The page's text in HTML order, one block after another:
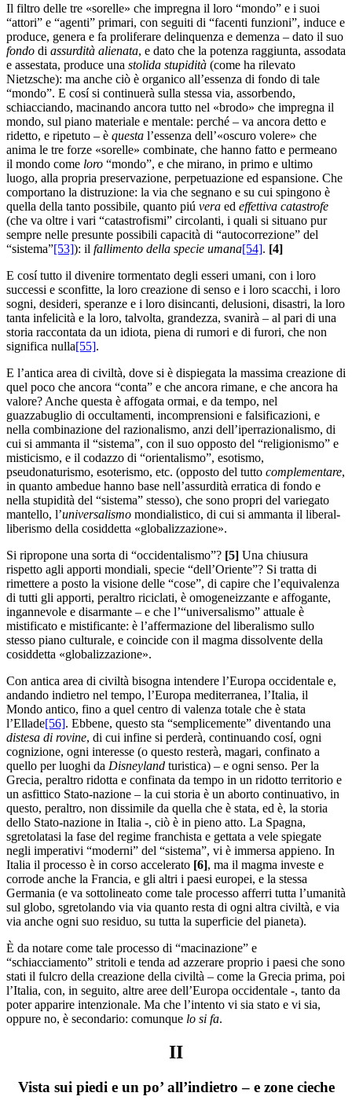
Il filtro delle tre «sorelle» che impregna il loro “mondo” e i suoi
“attori” e “agenti” primari, con seguiti di “facenti funzioni”, induce e
produce, genera e fa proliferare delinquenza e demenza – dato il suo
fondo di assurdità alienata, e dato che la potenza raggiunta, assodata
e assestata, produce una stolida stupidità (come ha rilevato
Nietzsche): ma anche ciò è organico all’essenza di fondo di tale
“mondo”. E cosí si continuerà sulla stessa via, assorbendo,
schiacciando, macinando ancora tutto nel «brodo» che impregna il
mondo, sul piano materiale e mentale: perché – va ancora detto e
ridetto, e ripetuto – è questa l’essenza dell’«oscuro volere» che
anima le tre forze «sorelle» combinate, che hanno fatto e permeano
il mondo come loro “mondo”, e che mirano, in primo e ultimo
luogo, alla propria preservazione, perpetuazione ed espansione. Che
comportano la distruzione: la via che segnano e su cui spingono è
quella della tanto possibile, quanto piú vera ed effettiva catastrofe
(che va oltre i vari “catastrofismi” circolanti, i quali si situano pur
sempre nelle presunte possibili capacità di “autocorrezione” del
“sistema”[53]): il fallimento della specie umana[54]. [4]
E cosí tutto il divenire tormentato degli esseri umani, con i loro
successi e sconfitte, la loro creazione di senso e i loro scacchi, i loro
sogni, desideri, speranze e i loro disincanti, delusioni, disastri, la loro
tanta infelicità e la loro, talvolta, grandezza, svanirà – al pari di una
storia raccontata da un idiota, piena di rumori e di furori, che non
significa nulla[55].
E l’antica area di civiltà, dove si è dispiegata la massima creazione di
quel poco che ancora “conta” e che ancora rimane, e che ancora ha
valore? Anche questa è affogata ormai, e da tempo, nel
guazzabuglio di occultamenti, incomprensioni e falsificazioni, e
nella combinazione del razionalismo, anzi dell’iperrazionalismo, di
cui si ammanta il “sistema”, con il suo opposto del “religionismo” e
misticismo, e il codazzo di “orientalismo”, esotismo,
pseudonaturismo, esoterismo, etc. (opposto del tutto complementare,
in quanto ambedue hanno base nell’assurdità erratica di fondo e
nella stupidità del “sistema” stesso), che sono propri del variegato
mantello, l’universalismo mondialistico, di cui si ammanta il liberal-
liberismo della cosiddetta «globalizzazione».
Si ripropone una sorta di “occidentalismo”? [5] Una chiusura
rispetto agli apporti mondiali, specie “dell’Oriente”? Si tratta di
rimettere a posto la visione delle “cose”, di capire che l’equivalenza
di tutti gli apporti, peraltro riciclati, è omogeneizzante e affogante,
ingannevole e disarmante – e che l’“universalismo” attuale è
mistificato e mistificante: è l’affermazione del liberalismo sullo
stesso piano culturale, e coincide con il magma dissolvente della
cosiddetta «globalizzazione».
Con antica area di civiltà bisogna intendere l’Europa occidentale e,
andando indietro nel tempo, l’Europa mediterranea, l’Italia, il
Mondo antico, fino a quel centro di valenza totale che è stata
l’Ellade[56]. Ebbene, questo sta “semplicemente” diventando una
distesa di rovine, di cui infine si perderà, continuando cosí, ogni
cognizione, ogni interesse (o questo resterà, magari, confinato a
quello per luoghi da Disneyland turistica) – e ogni senso. Per la
Grecia, peraltro ridotta e confinata da tempo in un ridotto territorio e
un asfittico Stato-nazione – la cui storia è un aborto continuativo, in
questo, peraltro, non dissimile da quella che è stata, ed è, la storia
dello Stato-nazione in Italia -, ciò è in pieno atto. La Spagna,
sgretolatasi la fase del regime franchista e gettata a vele spiegate
negli imperativi “moderni” del “sistema”, vi è immersa appieno. In
Italia il processo è in corso accelerato [6], ma il magma investe e
corrode anche la Francia, e gli altri i paesi europei, e la stessa
Germania (e va sottolineato come tale processo afferri tutta l’umanità
sul globo, sgretolando via via quanto resta di ogni altra civiltà, e via
via anche ogni suo residuo, su tutta la superficie del pianeta).
È da notare come tale processo di “macinazione” e
“schiacciamento” stritoli e tenda ad azzerare proprio i paesi che sono
stati il fulcro della creazione della civiltà – come la Grecia prima, poi
l’Italia, con, in seguito, altre aree dell’Europa occidentale -, tanto da
poter apparire intenzionale. Ma che l’intento vi sia stato e vi sia,
oppure no, è secondario: comunque lo si fa.
II
Vista sui piedi e un po’ all’indietro – e zone cieche